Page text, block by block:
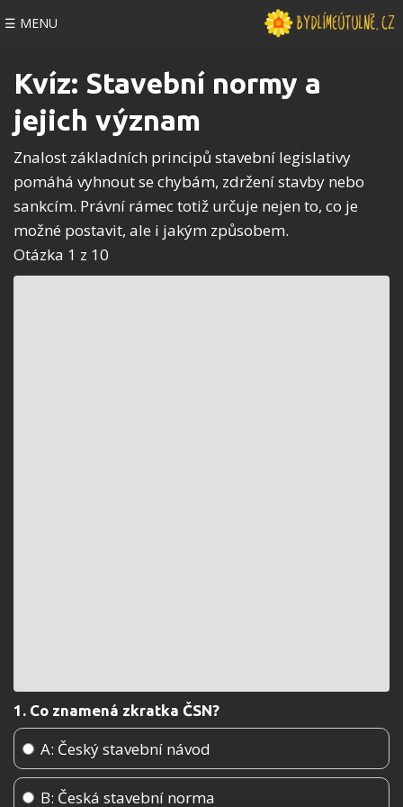
☰ MENU
Kvíz: Stavební normy a
jejich význam
Znalost základních principů stavební legislativy
pomáhá vyhnout se chybám, zdržení stavby nebo
sankcím. Právní rámec totiž určuje nejen to, co je
možné postavit, ale i jakým způsobem.
Otázka 1 z 10
1. Co znamená zkratka ČSN?
A: Český stavební návod
B: Česká stavební norma